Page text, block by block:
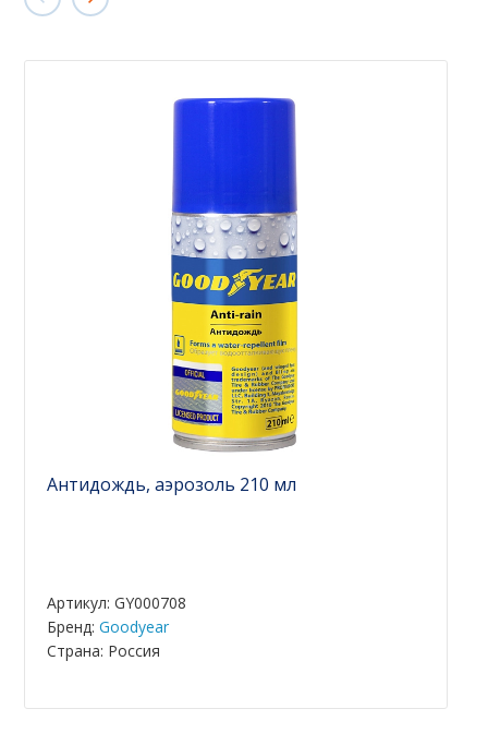
Антидождь, аэрозоль 210 мл
Артикул: GY000708
Бренд:Goodyear
Страна: Россия